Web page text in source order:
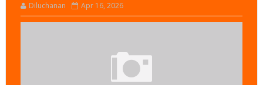
Diluchanan Apr 16, 2026